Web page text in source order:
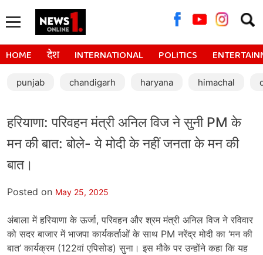
for:
HOME देश INTERNATIONAL POLITICS
punjab chandigarh haryana himachal
हरियाणा: परिवहन मंत्री अनिल विज ने सुनी PM के
मन की बात: बोले- ये मोदी के नहीं जनता के मन की
बात।
Posted on May 25, 2025
अंबाला में हरियाणा के ऊर्जा, परिवहन और श्रम मंत्री अनिल विज ने रविवार
को सदर बाजार में भाजपा कार्यकर्ताओं के साथ PM नरेंद्र मोदी का ‘मन की
बात’ कार्यक्रम (122वां एपिसोड) सुना। इस मौके पर उन्होंने कहा कि यह